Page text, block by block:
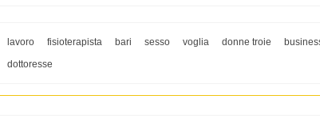
lavoro fisioterapista bari sesso voglia donne troie
dottoresse